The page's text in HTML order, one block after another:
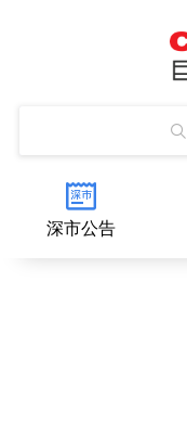
深市公告